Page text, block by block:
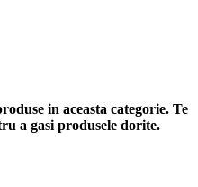
in aceasta categorie. Te
a gasi produsele dorite.